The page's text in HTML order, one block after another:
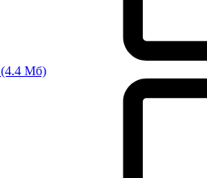
(4.4 Мб)